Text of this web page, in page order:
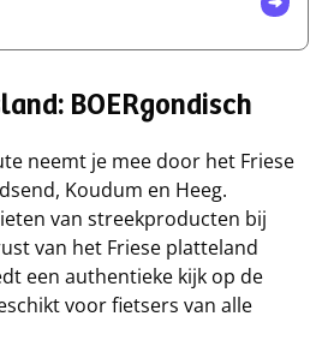
BOERgondisch
neemt je mee door het Friese
Koudum en Heeg.
van streekproducten bij
van het Friese platteland
een authentieke kijk op de
voor fietsers van alle